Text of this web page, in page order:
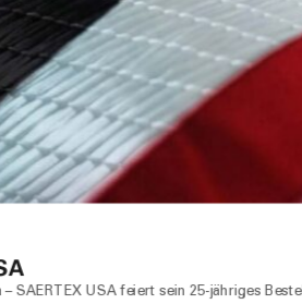
SAERTEX USA feiert sein 25-jähriges